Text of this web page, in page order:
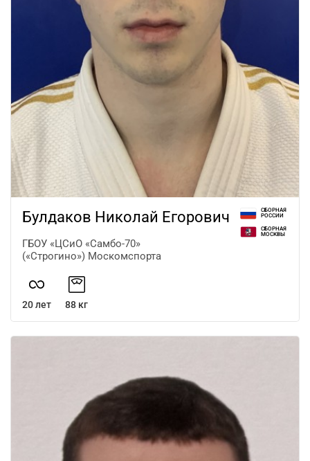
Булдаков Николай Егорович
ГБОУ «ЦСиО «Самбо-70»
(«Строгино») Москомспорта
СБОРНАЯ
РОССИИ
СБОРНАЯ
МОСКВЫ
20 лет 88 кг